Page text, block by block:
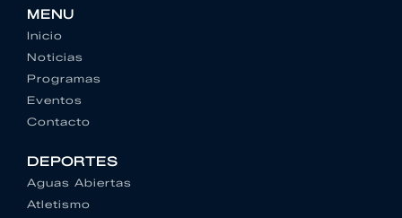
MENU
Inicio
Noticias
Programas
Eventos
Contacto
DEPORTES
Aguas Abiertas
Atletismo